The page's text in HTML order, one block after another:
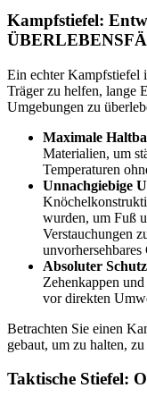
Kampfstiefel:
Ein echter Kampfstiefel
Träger zu helfen, lange
Umgebungen zu
Maximale
Materialien, um
Temperaturen
Unnachgiebige
wurden, um Fuß
Verstauchungen
Absoluter
Zehenkappen
vor direkten
Betrachten Sie einen
gebaut, um zu halten,
Taktische Stiefel: